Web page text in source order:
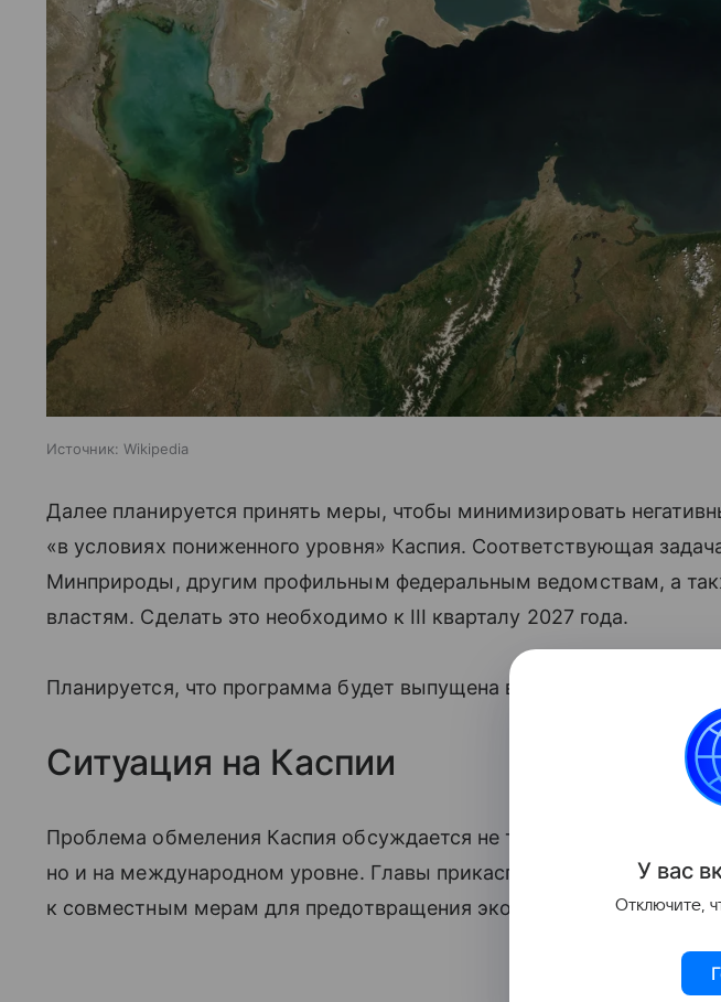
Источник: Wikipedia
Далее планируется принять меры, чтобы минимизировать
«в условиях пониженного уровня» Каспия. Соответствующая
Минприроды, другим профильным федеральным ведомствам, а
властям. Сделать это необходимо к III кварталу 2027 года.
Планируется, что программа будет выпущена в виде документа
Ситуация на Каспии
Проблема обмеления Каспия обсуждается не только внутри России,
но и на международном уровне. Главы прикаспийских государств
к совместным мерам для предотвращения экологической
У вас
Отключите,